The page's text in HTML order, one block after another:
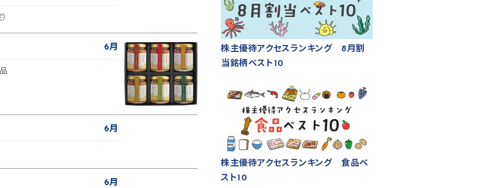
6月
6月
6月
株主優待アクセスランキング 8月割
当銘柄ベスト10
株主優待アクセスランキング 食品ベ
スト10